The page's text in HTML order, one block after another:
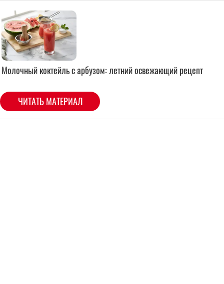
Молочный коктейль с арбузом: летний освежающий рецепт
ЧИТАТЬ МАТЕРИАЛ